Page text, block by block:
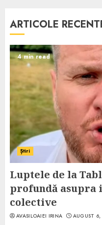
ARTICOLE
4 min read
Știri
Luptele de la
profundă
colective
AVASILOAIEI IRINA AUGUST